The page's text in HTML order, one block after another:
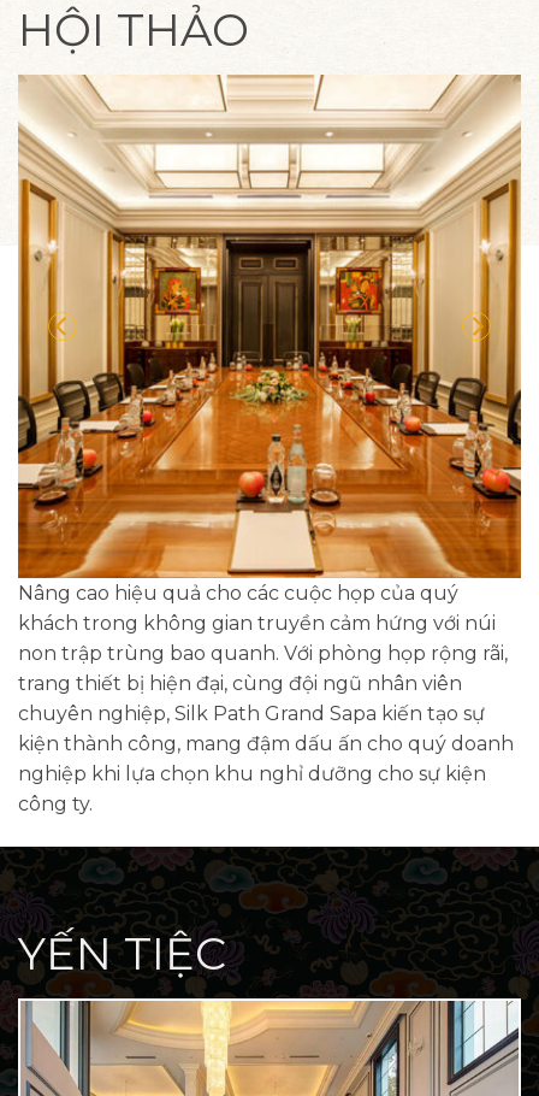
HỘI THẢO
Nâng cao hiệu quả cho các cuộc họp của quý
khách trong không gian truyền cảm hứng với núi
non trập trùng bao quanh. Với phòng họp rộng rãi,
trang thiết bị hiện đại, cùng đội ngũ nhân viên
chuyên nghiệp, Silk Path Grand Sapa kiến tạo sự
kiện thành công, mang đậm dấu ấn cho quý doanh
nghiệp khi lựa chọn khu nghỉ dưỡng cho sự kiện
công ty.
YẾN TIỆC